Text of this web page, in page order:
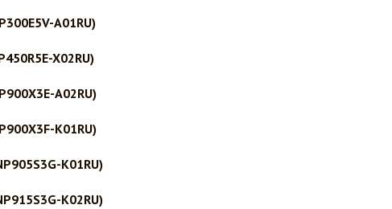
A01RU)
X02RU)
A02RU)
K01RU)
K01RU)
K02RU)